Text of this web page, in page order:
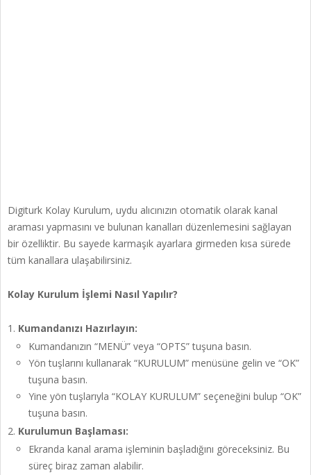
Digiturk Kolay Kurulum, uydu alıcınızın otomatik olarak kanal
araması yapmasını ve bulunan kanalları düzenlemesini sağlayan
bir özelliktir. Bu sayede karmaşık ayarlara girmeden kısa sürede
tüm kanallara ulaşabilirsiniz.
Kolay Kurulum İşlemi Nasıl Yapılır?
Kumandanızı Hazırlayın:
Kumandanızın “MENÜ” veya “OPTS” tuşuna basın.
Yön tuşlarını kullanarak “KURULUM” menüsüne gelin ve “OK”
tuşuna basın.
Yine yön tuşlarıyla “KOLAY KURULUM” seçeneğini bulup “OK”
tuşuna basın.
Kurulumun Başlaması:
Ekranda kanal arama işleminin başladığını göreceksiniz. Bu
süreç biraz zaman alabilir.